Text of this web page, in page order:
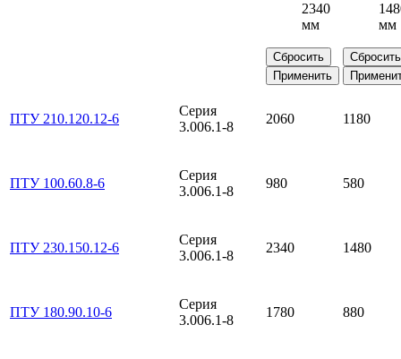
2340
мм
Сбросить
Применить
мм
Сбросить
ПТУ 210.120.12-6
Серия
3.006.1-8
2060 1180
ПТУ 100.60.8-6
Серия
3.006.1-8
980 580
ПТУ 230.150.12-6
Серия
3.006.1-8
2340 1480
ПТУ 180.90.10-6
Серия
3.006.1-8
1780 880